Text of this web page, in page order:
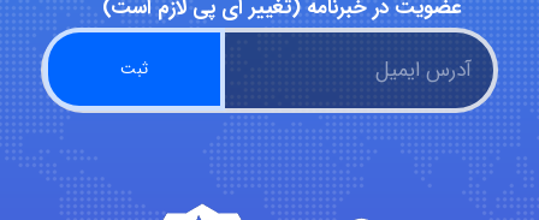
A.balandeh
fatima
عضویت در خبرنامه (تغییر ای پی لازم است)